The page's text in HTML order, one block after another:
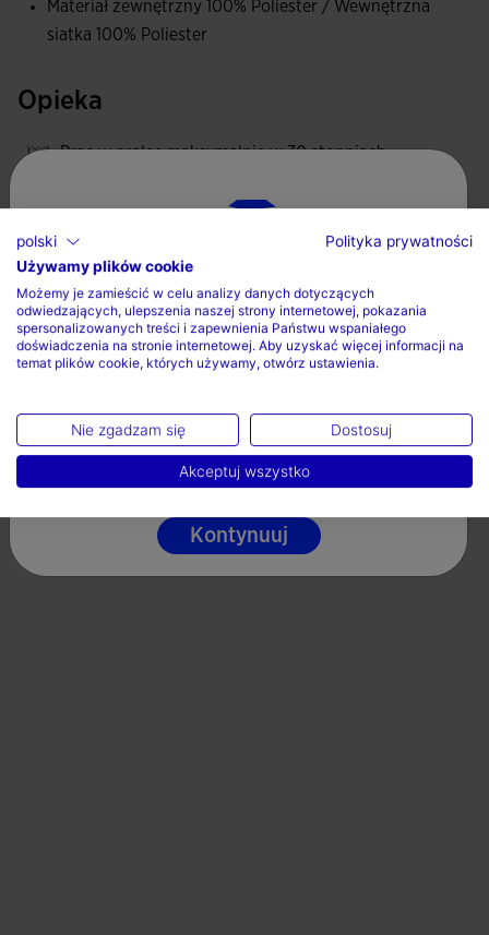
Logo Joma na gumowej metce.
Materiał zewnętrzny 100% Poliester / Wewnętrzna
siatka 100% Poliester
Opieka
Prac w pralce maksymalnie w 30 stopniach
Prasowac w maksymalnej temperaturze 110 stopni
Nie czyscic chemicznie
Wybierz kraj oraz język
Kraj
Polska
Język
Polski
Kontynuuj
polski
Polityka prywatności
Używamy plików cookie
Możemy je zamieścić w celu analizy danych dotyczących
odwiedzających, ulepszenia naszej strony internetowej, pokazania
spersonalizowanych treści i zapewnienia Państwu wspaniałego
doświadczenia na stronie internetowej. Aby uzyskać więcej informacji na
temat plików cookie, których używamy, otwórz ustawienia.
Nie zgadzam się Dostosuj
Akceptuj wszystko